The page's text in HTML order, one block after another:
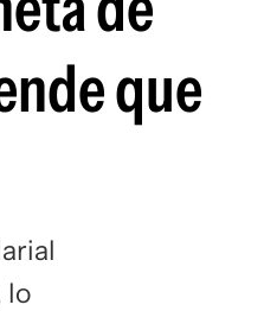
que
lo